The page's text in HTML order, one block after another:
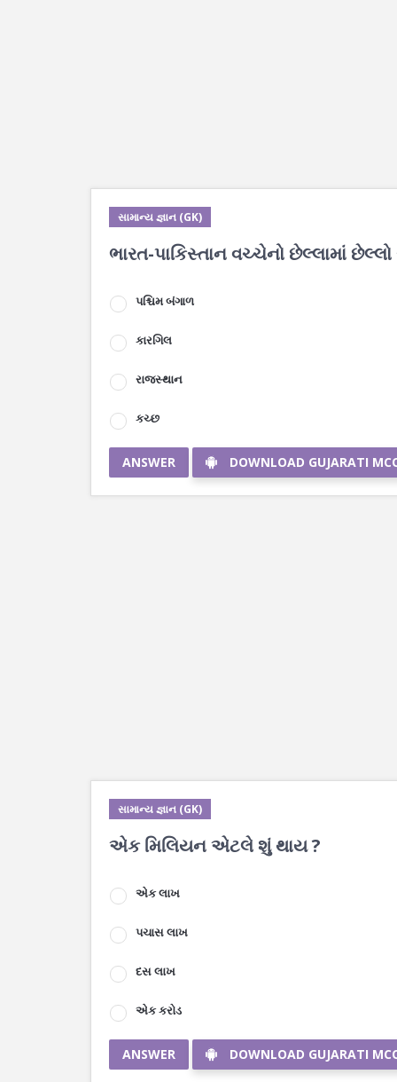
સામાન્ય જ્ઞાન (GK)
ભારત-પાકિસ્તાન વચ્ચેનો છેલ્લામાં
પશ્ચિમ બંગાળ
કારગિલ
રાજસ્થાન
કચ્છ
ANSWER DOWNLOAD GUJARATI
સામાન્ય જ્ઞાન (GK)
એક મિલિયન એટલે શું થાય ?
એક લાખ
પચાસ લાખ
દસ લાખ
એક કરોડ
ANSWER DOWNLOAD GUJARATI